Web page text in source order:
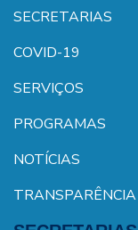
SECRETARIAS
COVID-19
SERVIÇOS
PROGRAMAS
NOTÍCIAS
TRANSPARÊNCIA